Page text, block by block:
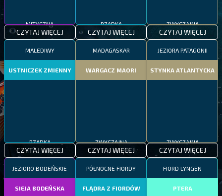
MITYCZNA
CZYTAJ WIĘCEJ
RZADKA
CZYTAJ WIĘCEJ
ZWYCZAJNA
CZYTAJ WIĘCEJ
MALEDIWY
USTNICZEK ZMIENNY
RZADKA
CZYTAJ WIĘCEJ
MADAGASKAR
WARGACZ MAORI
ZWYCZAJNA
CZYTAJ WIĘCEJ
JEZIORA PATAGONII
STYNKA ATLANTYCKA
ZWYCZAJNA
CZYTAJ WIĘCEJ
JEZIORO BODEŃSKIE
SIEJA BODEŃSKA
PÓŁNOCNE FIORDY
FLĄDRA Z FIORDÓW
FIORD LYNGEN
PTERA